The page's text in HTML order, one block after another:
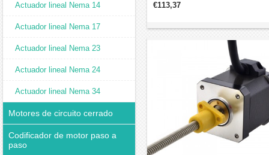
Actuador lineal Nema 14
Actuador lineal Nema 17
Actuador lineal Nema 23
Actuador lineal Nema 24
Actuador lineal Nema 34
Motores de circuito cerrado
Codificador de motor paso a
paso
€113,37